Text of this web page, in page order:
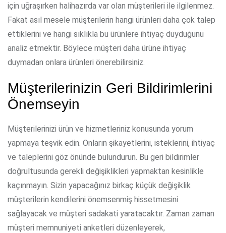
için uğraşırken halihazırda var olan müşterileri ile ilgilenmez.
Fakat asıl mesele müşterilerin hangi ürünleri daha çok talep
ettiklerini ve hangi sıklıkla bu ürünlere ihtiyaç duyduğunu
analiz etmektir. Böylece müşteri daha ürüne ihtiyaç
duymadan onlara ürünleri önerebilirsiniz.
Müşterilerinizin Geri Bildirimlerini
Önemseyin
Müşterilerinizi ürün ve hizmetleriniz konusunda yorum
yapmaya teşvik edin. Onların şikayetlerini, isteklerini, ihtiyaç
ve taleplerini göz önünde bulundurun. Bu geri bildirimler
doğrultusunda gerekli değişiklikleri yapmaktan kesinlikle
kaçınmayın. Sizin yapacağınız birkaç küçük değişiklik
müşterilerin kendilerini önemsenmiş hissetmesini
sağlayacak ve müşteri sadakati yaratacaktır. Zaman zaman
müşteri memnuniyeti anketleri düzenleyerek,